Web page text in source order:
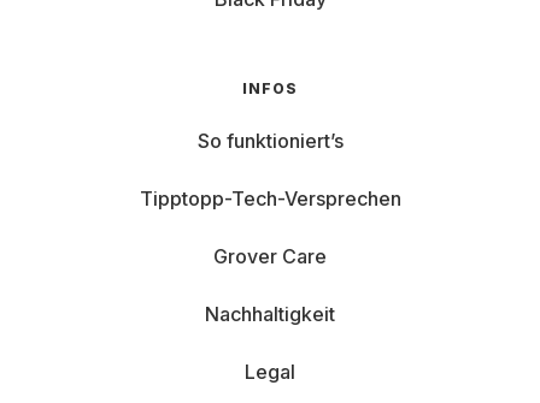
INFOS
So funktioniert’s
Tipptopp-Tech-Versprechen
Grover Care
Nachhaltigkeit
Legal